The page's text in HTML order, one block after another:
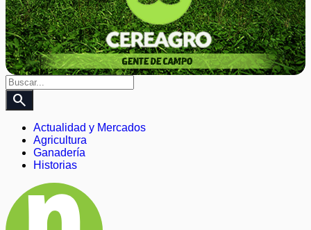
search
Actualidad y Mercados
Agricultura
Ganadería
Historias